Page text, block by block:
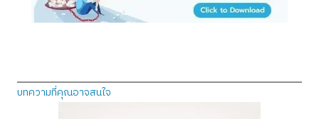
บทความที่คุณอาจสนใจ